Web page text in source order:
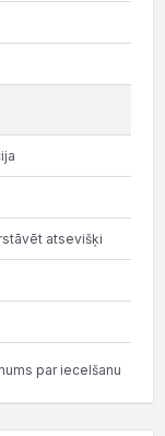
atsevišķi
par iecelšanu